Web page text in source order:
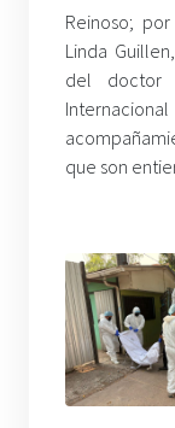
Reinoso;
Linda
del doctor
que son